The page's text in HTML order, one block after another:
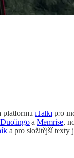
platformu iTalki pro
Duolingo a Memrise,
a pro složitější texty